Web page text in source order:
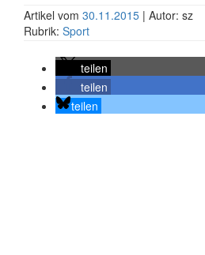
Artikel vom 30.11.2015 | Autor: sz
Rubrik: Sport
teilen
teilen
teilen